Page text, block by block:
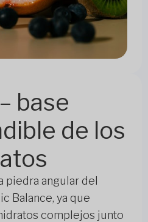
base
de los
piedra angular del
Balance, ya que
complejos junto